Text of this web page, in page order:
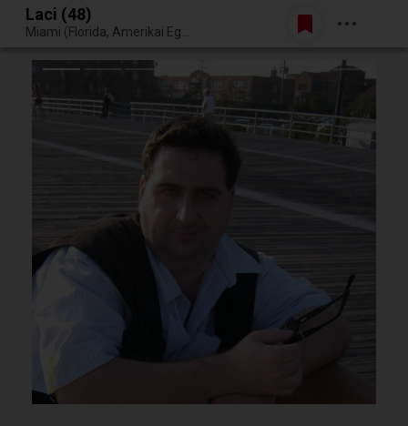
Egy jó randiból bármi lehet.
Belépés
Laci (48)